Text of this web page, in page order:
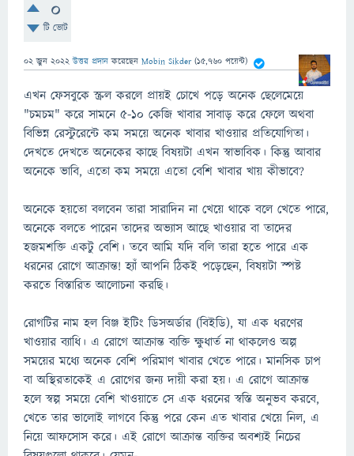
0
টি ভোট
02 জুন 2022 উত্তর প্রদান করেছেন Mobin Sikder (15,760 পয়েন্ট)
এখন ফেসবুকে স্ক্রল করলে প্রায়ই চোখে পড়ে অনেক ছেলেমেয়ে
"চমচম" করে সামনে ৫-১০ কেজি খাবার সাবাড় করে ফেলে অথবা
বিভিন্ন রেস্টুরেন্টে কম সময়ে অনেক খাবার খাওয়ার প্রতিযোগিতা।
দেখতে দেখতে অনেকের কাছে বিষয়টা এখন স্বাভাবিক। কিন্তু আবার
অনেকে ভাবি, এতো কম সময়ে এতো বেশি খাবার খায় কীভাবে?
অনেকে হয়তো বলবেন তারা সারাদিন না খেয়ে থাকে বলে খেতে পারে,
অনেকে বলতে পারেন তাদের অভ্যাস আছে খাওয়ার বা তাদের
হজমশক্তি একটু বেশি। তবে আমি যদি বলি তারা হতে পারে এক
ধরনের রোগে আক্রান্ত! হ্যাঁ আপনি ঠিকই পড়েছেন, বিষয়টা স্পষ্ট
করতে বিস্তারিত আলোচনা করছি।
রোগটির নাম হল বিঞ্জ ইটিং ডিসঅর্ডার (বিইডি), যা এক ধরণের
খাওয়ার ব্যাধি। এ রোগে আক্রান্ত ব্যক্তি ক্ষুধার্ত না থাকলেও অল্প
সময়ের মধ্যে অনেক বেশি পরিমাণ খাবার খেতে পারে। মানসিক চাপ
বা অস্থিরতাকেই এ রোগের জন্য দায়ী করা হয়। এ রোগে আক্রান্ত
হলে স্বল্প সময়ে বেশি খাওয়াতে সে এক ধরনের স্বস্তি অনুভব করবে,
খেতে তার ভালোই লাগবে কিন্তু পরে কেন এত খাবার খেয়ে নিল, এ
নিয়ে আফসোস করে। এই রোগে আক্রান্ত ব্যক্তির অবশ্যই নিচের